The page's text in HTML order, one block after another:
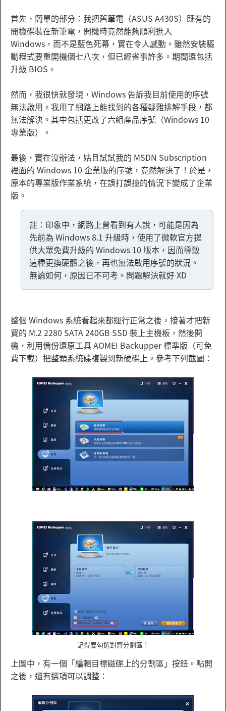
首先，簡單的部分：我把舊筆電（ASUS A430S）既有的
開機碟裝在新筆電，開機時竟然能夠順利進入
Windows，而不是藍色死幕，實在令人感動。雖然安裝驅
動程式要重開機個七八次，但已經省事許多。期間還包括
升級 BIOS。
然而，我很快就發現，Windows 告訴我目前使用的序號
無法啟用。我用了網路上能找到的各種疑難排解手段，都
無法解決。其中包括更改了六組產品序號（Windows 10
專業版）。
最後，實在沒辦法，姑且試試我的 MSDN Subscription
裡面的 Windows 10 企業版的序號，竟然解決了！於是，
原本的專業版作業系統，在誤打誤撞的情況下變成了企業
版。
註：印象中，網路上曾看到有人說，可能是因為
先前為 Windows 8.1 升級時，使用了微軟官方提
供大眾免費升級的 Windows 10 版本，因而導致
這種更換硬體之後，再也無法啟用序號的狀況。
無論如何，原因已不可考。問題解決就好 XD
整個 Windows 系統看起來都運行正常之後，接著才把新
買的 M.2 2280 SATA 240GB SSD 裝上主機板，然後開
機，利用備份還原工具 AOMEI Backupper 標準版（可免
費下載）把整顆系統碟複製到新硬碟上。參考下列截圖：
記得要勾選對齊分割區！
上圖中，有一個「編輯目標磁碟上的分割區」按鈕。點開
之後，還有選項可以調整：